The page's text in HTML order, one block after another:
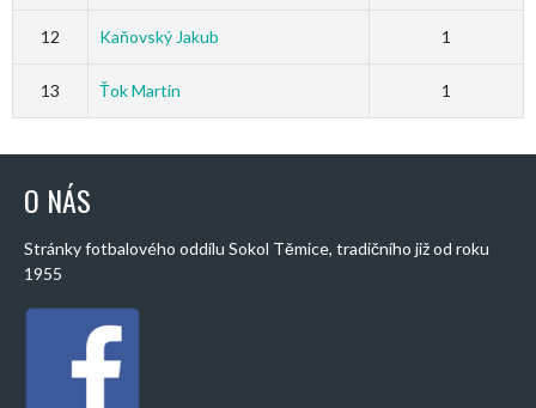
12 Kaňovský Jakub 1
13 Ťok Martin 1
O NÁS
Stránky fotbalového oddílu Sokol Těmice, tradičního již od roku
1955